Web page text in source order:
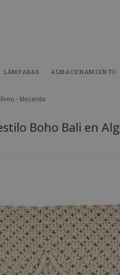
LÁMPARAS ALMACENAMIENTO
- Mecanda
Boho Bali en